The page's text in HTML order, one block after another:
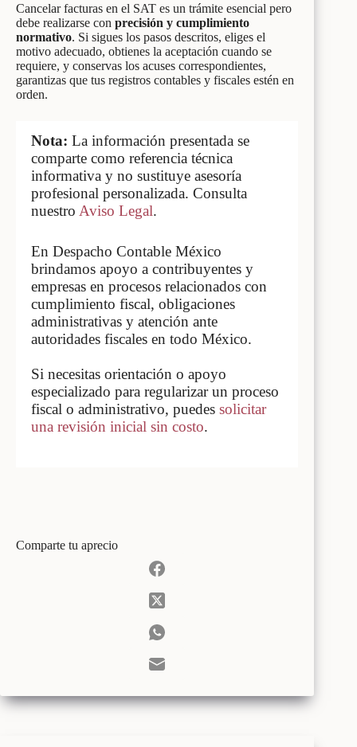
Cancelar facturas en el SAT es un trámite esencial pero
debe realizarse con precisión y cumplimiento
normativo. Si sigues los pasos descritos, eliges el
motivo adecuado, obtienes la aceptación cuando se
requiere, y conservas los acuses correspondientes,
garantizas que tus registros contables y fiscales estén en
orden.
Nota: La información presentada se
comparte como referencia técnica
informativa y no sustituye asesoría
profesional personalizada. Consulta
nuestro Aviso Legal.
En Despacho Contable México
brindamos apoyo a contribuyentes y
empresas en procesos relacionados con
cumplimiento fiscal, obligaciones
administrativas y atención ante
autoridades fiscales en todo México.
Si necesitas orientación o apoyo
especializado para regularizar un proceso
fiscal o administrativo, puedes solicitar
una revisión inicial sin costo.
Comparte tu aprecio